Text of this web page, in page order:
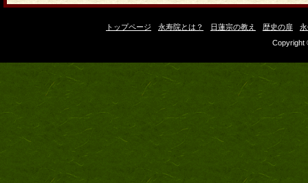
トップページ 永寿院とは？ 日蓮宗の教え 歴史の扉
Copyright